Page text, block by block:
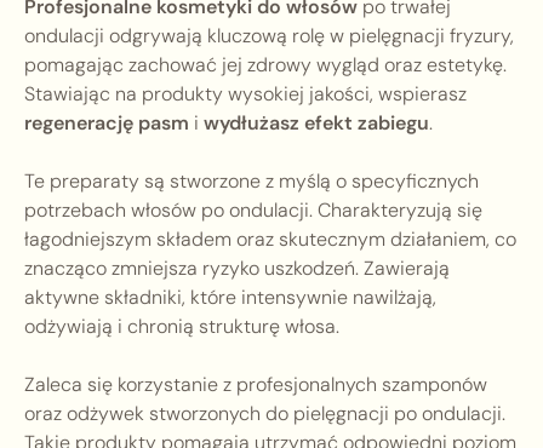
Profesjonalne kosmetyki do włosów po trwałej
ondulacji odgrywają kluczową rolę w pielęgnacji fryzury,
pomagając zachować jej zdrowy wygląd oraz estetykę.
Stawiając na produkty wysokiej jakości, wspierasz
regenerację pasm i wydłużasz efekt zabiegu.
Te preparaty są stworzone z myślą o specyficznych
potrzebach włosów po ondulacji. Charakteryzują się
łagodniejszym składem oraz skutecznym działaniem, co
znacząco zmniejsza ryzyko uszkodzeń. Zawierają
aktywne składniki, które intensywnie nawilżają,
odżywiają i chronią strukturę włosa.
Zaleca się korzystanie z profesjonalnych szamponów
oraz odżywek stworzonych do pielęgnacji po ondulacji.
Takie produkty pomagają utrzymać odpowiedni poziom